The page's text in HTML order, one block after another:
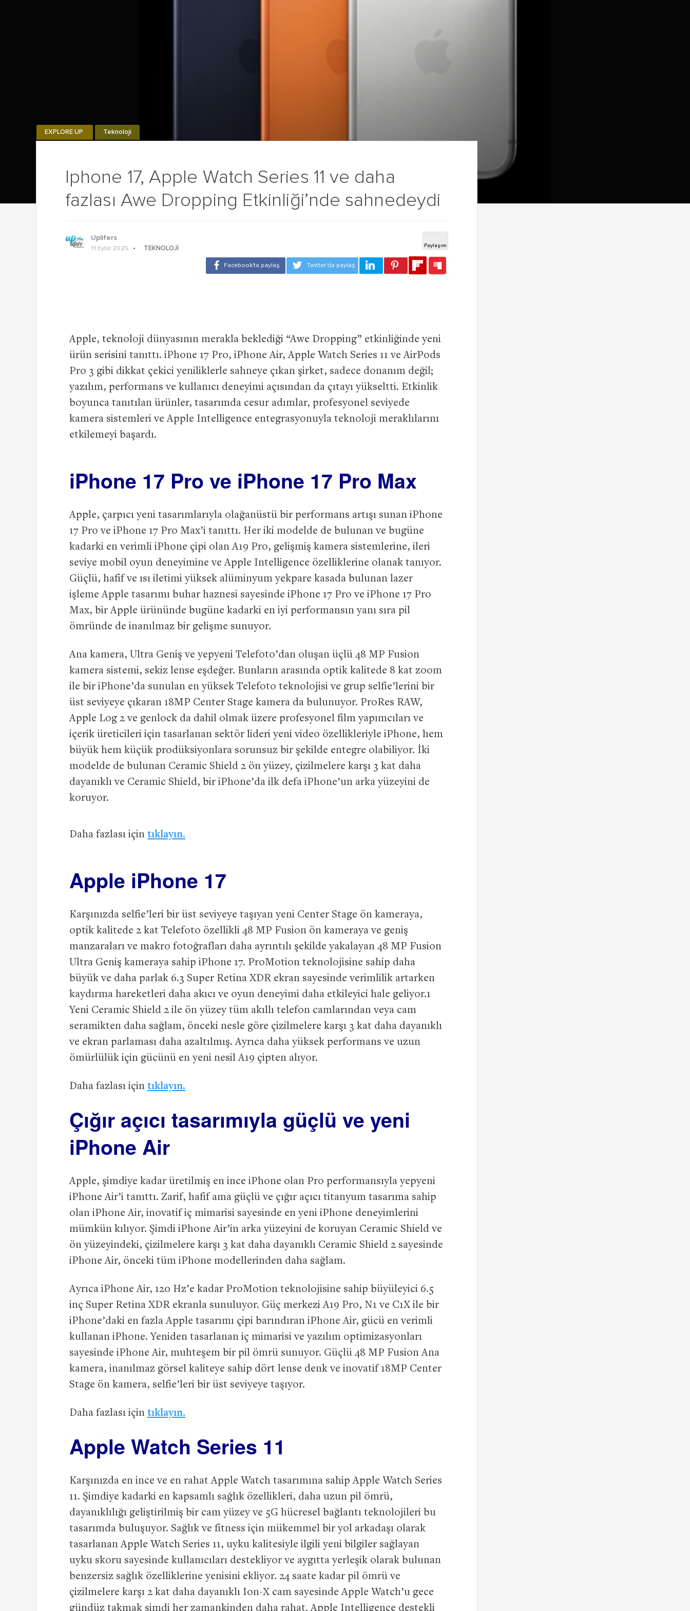
Iphone 17, Apple Watch Series 11 ve daha
fazlası Awe Dropping Etkinliği’nde sahnedeydi
EXPLORE UP Teknoloji
Uplifers
11 Eylül 2025 TEKNOLOJI
Apple, teknoloji dünyasının merakla beklediği “Awe Dropping” etkinliğinde yeni
ürün serisini tanıttı. iPhone 17 Pro, iPhone Air, Apple Watch Series 11 ve AirPods
Pro 3 gibi dikkat çekici yeniliklerle sahneye çıkan şirket, sadece donanım değil;
yazılım, performans ve kullanıcı deneyimi açısından da çıtayı yükseltti. Etkinlik
boyunca tanıtılan ürünler, tasarımda cesur adımlar, profesyonel seviyede
kamera sistemleri ve Apple Intelligence entegrasyonuyla teknoloji meraklılarını
etkilemeyi başardı.
iPhone 17 Pro ve iPhone 17 Pro Max
Apple, çarpıcı yeni tasarımlarıyla olağanüstü bir performans artışı sunan iPhone
17 Pro ve iPhone 17 Pro Max’i tanıttı. Her iki modelde de bulunan ve bugüne
kadarki en verimli iPhone çipi olan A19 Pro, gelişmiş kamera sistemlerine, ileri
seviye mobil oyun deneyimine ve Apple Intelligence özelliklerine olanak tanıyor.
Güçlü, hafif ve ısı iletimi yüksek alüminyum yekpare kasada bulunan lazer
işleme Apple tasarımı buhar haznesi sayesinde iPhone 17 Pro ve iPhone 17 Pro
Max, bir Apple ürününde bugüne kadarki en iyi performansın yanı sıra pil
ömründe de inanılmaz bir gelişme sunuyor.
Ana kamera, Ultra Geniş ve yepyeni Telefoto’dan oluşan üçlü 48 MP Fusion
kamera sistemi, sekiz lense eşdeğer. Bunların arasında optik kalitede 8 kat zoom
ile bir iPhone’da sunulan en yüksek Telefoto teknolojisi ve grup selfie’lerini bir
üst seviyeye çıkaran 18MP Center Stage kamera da bulunuyor. ProRes RAW,
Apple Log 2 ve genlock da dahil olmak üzere profesyonel film yapımcıları ve
içerik üreticileri için tasarlanan sektör lideri yeni video özellikleriyle iPhone, hem
büyük hem küçük prodüksiyonlara sorunsuz bir şekilde entegre olabiliyor. İki
modelde de bulunan Ceramic Shield 2 ön yüzey, çizilmelere karşı 3 kat daha
dayanıklı ve Ceramic Shield, bir iPhone’da ilk defa iPhone’un arka yüzeyini de
koruyor.
Daha fazlası için tıklayın.
Apple iPhone 17
Karşınızda selfie’leri bir üst seviyeye taşıyan yeni Center Stage ön kameraya,
optik kalitede 2 kat Telefoto özellikli 48 MP Fusion ön kameraya ve geniş
manzaraları ve makro fotoğrafları daha ayrıntılı şekilde yakalayan 48 MP Fusion
Ultra Geniş kameraya sahip iPhone 17. ProMotion teknolojisine sahip daha
büyük ve daha parlak 6.3 Super Retina XDR ekran sayesinde verimlilik artarken
kaydırma hareketleri daha akıcı ve oyun deneyimi daha etkileyici hale geliyor.1
Yeni Ceramic Shield 2 ile ön yüzey tüm akıllı telefon camlarından veya cam
seramikten daha sağlam, önceki nesle göre çizilmelere karşı 3 kat daha dayanıklı
ve ekran parlaması daha azaltılmış. Ayrıca daha yüksek performans ve uzun
ömürlülük için gücünü en yeni nesil A19 çipten alıyor.
Daha fazlası için tıklayın.
Çığır açıcı tasarımıyla güçlü ve yeni
iPhone Air
Apple, şimdiye kadar üretilmiş en ince iPhone olan Pro performansıyla yepyeni
iPhone Air’i tanıttı. Zarif, hafif ama güçlü ve çığır açıcı titanyum tasarıma sahip
olan iPhone Air, inovatif iç mimarisi sayesinde en yeni iPhone deneyimlerini
mümkün kılıyor. Şimdi iPhone Air’in arka yüzeyini de koruyan Ceramic Shield ve
ön yüzeyindeki, çizilmelere karşı 3 kat daha dayanıklı Ceramic Shield 2 sayesinde
iPhone Air, önceki tüm iPhone modellerinden daha sağlam.
Ayrıca iPhone Air, 120 Hz’e kadar ProMotion teknolojisine sahip büyüleyici 6.5
inç Super Retina XDR ekranla sunuluyor. Güç merkezi A19 Pro, N1 ve C1X ile bir
iPhone’daki en fazla Apple tasarımı çipi barındıran iPhone Air, gücü en verimli
kullanan iPhone. Yeniden tasarlanan iç mimarisi ve yazılım optimizasyonları
sayesinde iPhone Air, muhteşem bir pil ömrü sunuyor. Güçlü 48 MP Fusion Ana
kamera, inanılmaz görsel kaliteye sahip dört lense denk ve inovatif 18MP Center
Stage ön kamera, selfie’leri bir üst seviyeye taşıyor.
Daha fazlası için tıklayın.
Apple Watch Series 11
Karşınızda en ince ve en rahat Apple Watch tasarımına sahip Apple Watch Series
11. Şimdiye kadarki en kapsamlı sağlık özellikleri, daha uzun pil ömrü,
dayanıklılığı geliştirilmiş bir cam yüzey ve 5G hücresel bağlantı teknolojileri bu
tasarımda buluşuyor. Sağlık ve fitness için mükemmel bir yol arkadaşı olarak
tasarlanan Apple Watch Series 11, uyku kalitesiyle ilgili yeni bilgiler sağlayan
uyku skoru sayesinde kullanıcıları destekliyor ve aygıtta yerleşik olarak bulunan
benzersiz sağlık özelliklerine yenisini ekliyor. 24 saate kadar pil ömrü ve
çizilmelere karşı 2 kat daha dayanıklı Ion-X cam sayesinde Apple Watch’u gece